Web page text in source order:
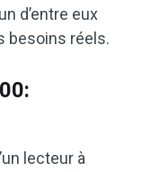
d’entre eux
besoins réels.
lecteur à